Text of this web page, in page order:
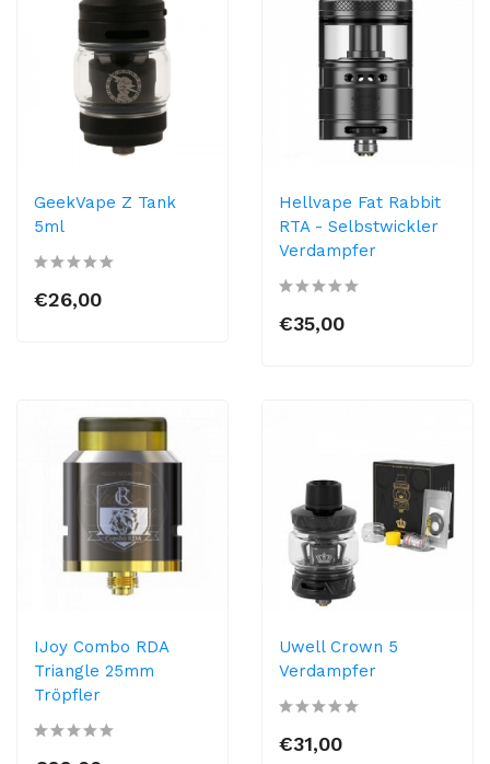
GeekVape Z Tank
5ml
€26,00
Hellvape Fat Rabbit
RTA - Selbstwickler
Verdampfer
€35,00
IJoy Combo RDA
Triangle 25mm
Tröpfler
Uwell Crown 5
Verdampfer
€31,00